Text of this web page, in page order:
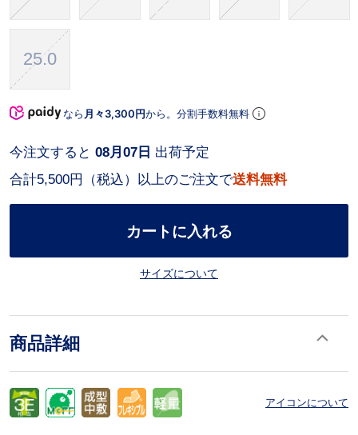
25.0
なら 月々3,300円から。分割手数料無料
合計5,500円（税込）以上のご注文で送料無料
今注文すると 08月07日 出荷予定
カートに入れる
サイズについて
商品詳細
アイコンについて